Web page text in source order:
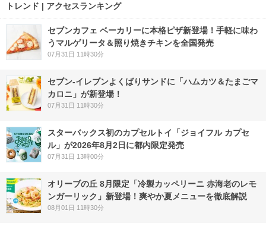
トレンド | アクセスランキング
セブンカフェ ベーカリーに本格ピザ新登場！手軽に味わ
うマルゲリータ＆照り焼きチキンを全国発売
07月31日 11時30分
セブン‐イレブンよくばりサンドに「ハムカツ＆たまごマ
カロニ」が新登場！
07月31日 11時30分
スターバックス初のカプセルトイ「ジョイフル カプセ
ル」が2026年8月2日に都内限定発売
07月31日 13時00分
オリーブの丘 8月限定「冷製カッペリーニ 赤海老のレモ
ンガーリック」新登場！爽やか夏メニューを徹底解説
08月01日 11時30分